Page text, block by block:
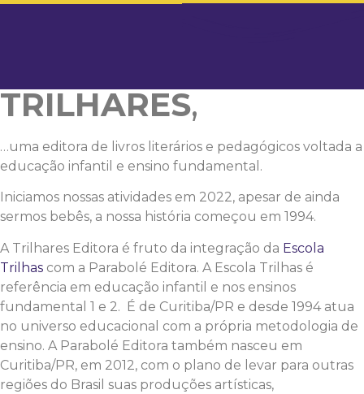
TRILHARES,
…uma editora de livros literários e pedagógicos voltada a
educação infantil e ensino fundamental.
Iniciamos nossas atividades em 2022, apesar de ainda
sermos bebês, a nossa história começou em 1994.
A Trilhares Editora é fruto da integração da Escola
Trilhas com a Parabolé Editora. A Escola Trilhas é
referência em educação infantil e nos ensinos
fundamental 1 e 2. É de Curitiba/PR e desde 1994 atua
no universo educacional com a própria metodologia de
ensino. A Parabolé Editora também nasceu em
Curitiba/PR, em 2012, com o plano de levar para outras
regiões do Brasil suas produções artísticas,